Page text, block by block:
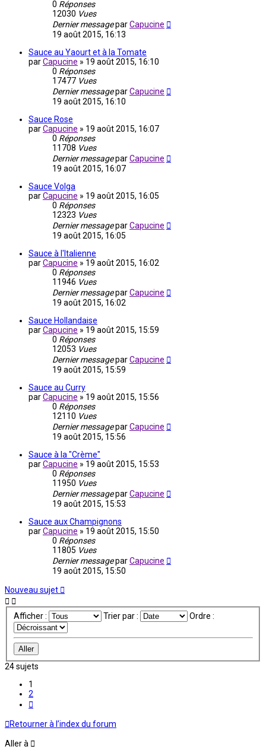
0 Réponses
12030 Vues
Dernier messageparCapucine
19 août 2015, 16:13
Sauce au Yaourt et à la Tomate
parCapucine » 19 août 2015, 16:10
0 Réponses
17477 Vues
Dernier messageparCapucine
19 août 2015, 16:10
Sauce Rose
parCapucine » 19 août 2015, 16:07
0 Réponses
11708 Vues
Dernier messageparCapucine
19 août 2015, 16:07
Sauce Volga
parCapucine » 19 août 2015, 16:05
0 Réponses
12323 Vues
Dernier messageparCapucine
19 août 2015, 16:05
Sauce à l'Italienne
parCapucine » 19 août 2015, 16:02
0 Réponses
11946 Vues
Dernier messageparCapucine
19 août 2015, 16:02
Sauce Hollandaise
parCapucine » 19 août 2015, 15:59
0 Réponses
12053 Vues
Dernier messageparCapucine
19 août 2015, 15:59
Sauce au Curry
parCapucine » 19 août 2015, 15:56
0 Réponses
12110 Vues
Dernier messageparCapucine
19 août 2015, 15:56
Sauce à la "Crème"
parCapucine » 19 août 2015, 15:53
0 Réponses
11950 Vues
Dernier messageparCapucine
19 août 2015, 15:53
Sauce aux Champignons
parCapucine » 19 août 2015, 15:50
0 Réponses
11805 Vues
Dernier messageparCapucine
19 août 2015, 15:50
Nouveau sujet
Afficher : Trier par : Ordre :
24 sujets
1
2
Retourner à l’index du forum
Aller à